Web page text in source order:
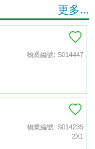
更多...
物業編號: S014447
物業編號: S014235
2X1